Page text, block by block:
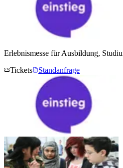
Erlebnismesse für Ausbildung,
Tickets
Standanfrage